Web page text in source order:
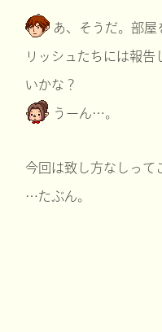
あ、そうだ。部
リッシュたちには報
いかな？
うーん…。
今回は致し方なしって
…たぶん。